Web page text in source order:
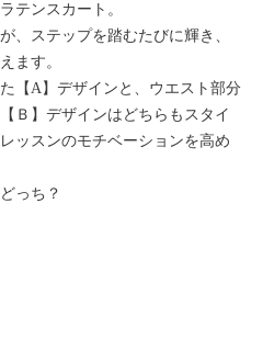
テンスカート。
、ステップを踏むたびに輝き、
ます。
【A】デザインと、ウエスト部分
Ｂ】デザインはどちらもスタイ
ッスンのモチベーションを高め
っち？